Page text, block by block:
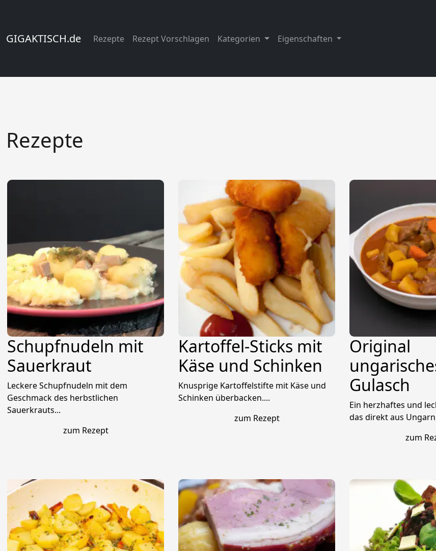
GIGAKTISCH.de Rezepte Rezept Vorschlagen Kategorien Eigenschaften
Rezepte
Schupfnudeln mit
Sauerkraut
Leckere Schupfnudeln mit dem
Geschmack des herbstlichen
Sauerkrauts...
zum Rezept
Kartoffel-Sticks mit
Käse und Schinken
Knusprige Kartoffelstifte mit Käse und
Schinken überbacken....
zum Rezept
Original
Gulasch
Ein herzhaftes und
das direkt aus
zum